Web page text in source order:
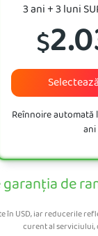
3 ani + 3 luni
$
Reînnoire automată
ani
de
în USD, iar reducerile
curent al serviciului,